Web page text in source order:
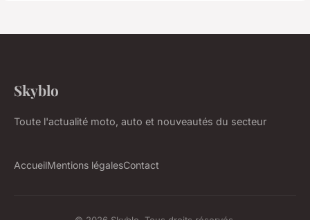
Skyblo
Toute l'actualité moto, auto et nouveautés du secteur
AccueilMentions légalesContact